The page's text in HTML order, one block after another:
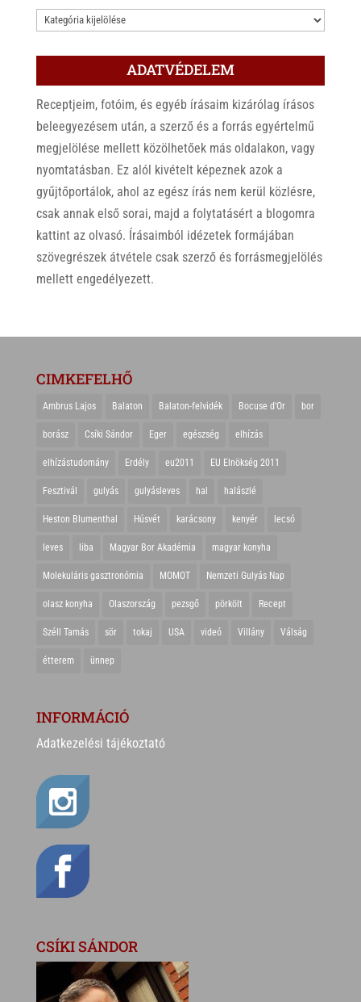
KATEGÓRIÁK
ADATVÉDELEM
Receptjeim, fotóim, és egyéb írásaim kizárólag írásos
beleegyezésem után, a szerző és a forrás egyértelmű
megjelölése mellett közölhetőek más oldalakon, vagy
nyomtatásban. Ez alól kivételt képeznek azok a
gyűjtőportálok, ahol az egész írás nem kerül közlésre,
csak annak első sorai, majd a folytatásért a blogomra
kattint az olvasó. Írásaimból idézetek formájában
szövegrészek átvétele csak szerző és forrásmegjelölés
mellett engedélyezett.
CIMKEFELHŐ
Ambrus Lajos Balaton Balaton-felvidék Bocuse d'Or bor
borász Csíki Sándor Eger egészség elhízás
elhízástudomány Erdély eu2011 EU Elnökség 2011
Fesztivál gulyás gulyásleves hal halászlé
Heston Blumenthal Húsvét karácsony kenyér lecsó
leves liba Magyar Bor Akadémia magyar konyha
Molekuláris gasztronómia MOMOT Nemzeti Gulyás Nap
olasz konyha Olaszország pezsgő pörkölt Recept
Széll Tamás sör tokaj USA videó Villány Válság
étterem ünnep
INFORMÁCIÓ
Adatkezelési tájékoztató
CSÍKI SÁNDOR